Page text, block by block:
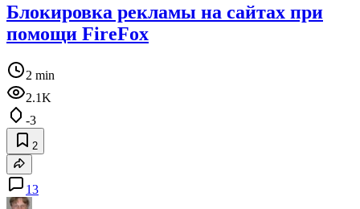
Блокировка рекламы на сайтах при
помощи FireFox
2 min
2.1K
-3
2
13